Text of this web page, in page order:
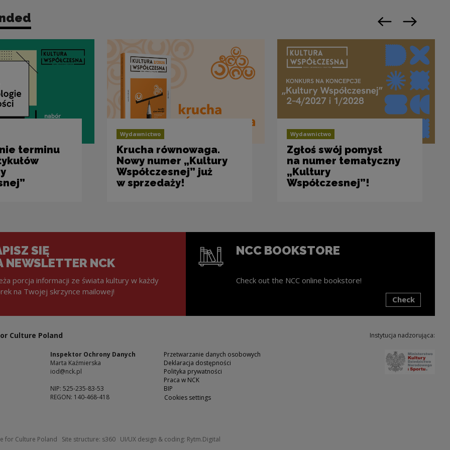
terminu
Wydawnictwo
Krucha równowaga.
Nowy numer „Kultury
Współczesnej” już
w sprzedaży!
Wydawnictwo
Zgłoś swój pomysł
na numer tematyczny
„Kultury
Współczesnej”!
Previous slide
Next slide
SIĘ
NEWSLETTER NCK
porcja informacji ze świata kultury w każdy
na Twojej skrzynce mailowej!
NCC BOOKSTORE
Check out the NCC online bookstore!
Check
Culture Poland
Inspektor Ochrony Danych
Marta Kaźmierska
iod@nck.pl
NIP: 525-235-83-53
REGON: 140-468-418
Przetwarzanie danych osobowych
Deklaracja dostępności
Polityka prywatności
Praca w NCK
BIP
Cookies settings
Instytucja nadzorująca:
for Culture Poland Site structure: s360Note, the link will open in a new window
UI/UX design & coding: Rytm.Digital